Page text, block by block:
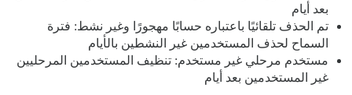
بعد أيام
تم الحذف تلقائيًا باعتباره حسابًا مهجورًا وغير نشط: فترة
السماح لحذف المستخدمين غير النشطين بالأيام
مستخدم مرحلي غير مستخدم: تنظيف المستخدمين المرحليين
غير المستخدمين بعد أيام